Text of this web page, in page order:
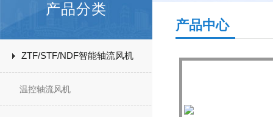
产品分类
ZTF/STF/NDF智能轴流风机
温控轴流风机
产品中心